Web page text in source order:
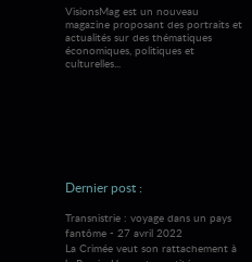
VisionsMag est un nouveau
magazine proposant des portraits et
actualités sur des thématiques
économiques, politiques et
culturelles...
Dernier post :
Transnistrie : voyage dans un pays
fantôme - 27 avril 2022
La Crimée veut son rattachement à